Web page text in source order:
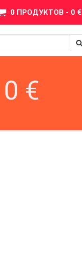
0 ПРОДУКТОВ - 0 €
€